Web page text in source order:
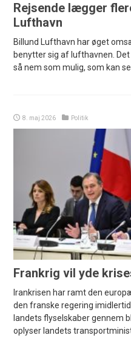
Rejsende lægger
Lufthavn
Billund Lufthavn har øget
benytter sig af lufthavnen.
så nem som mulig, som kan
8. maj 2026 Politik
Frankrig vil yde
Irankrisen har ramt den
den franske regering
landets flyselskaber gennem
oplyser landets